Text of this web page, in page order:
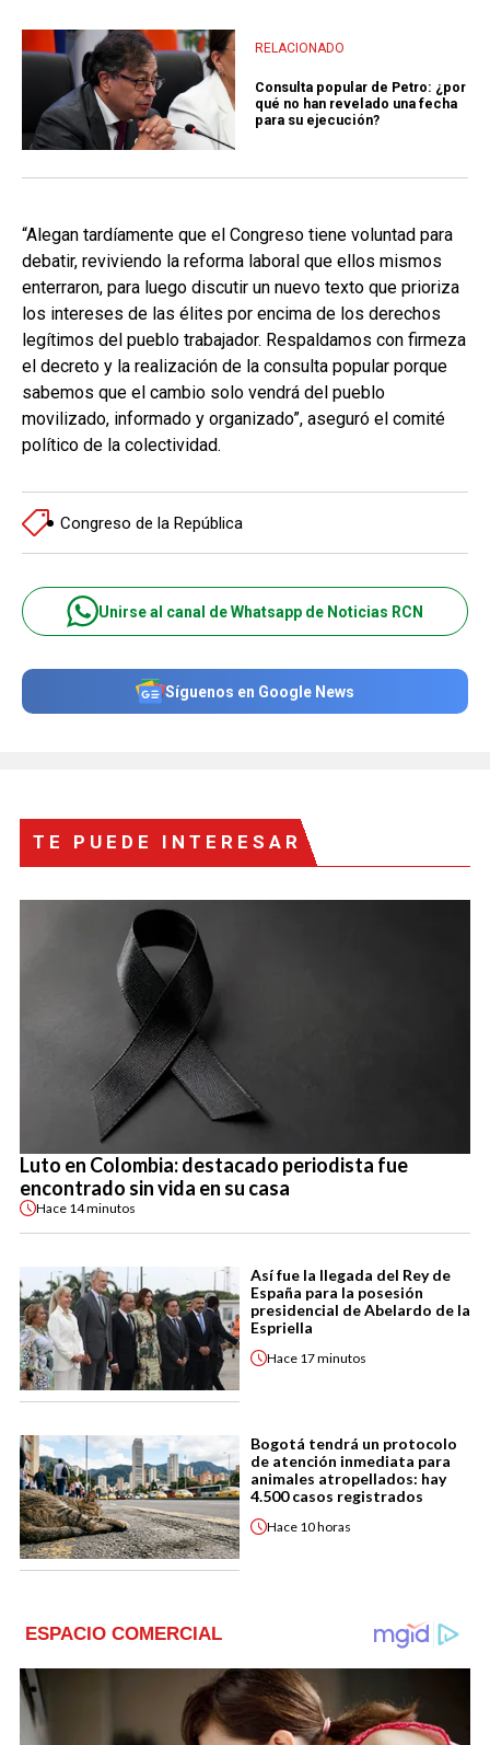
RELACIONADO
Consulta popular de Petro: ¿por
qué no han revelado una fecha
para su ejecución?
“Alegan tardíamente que el Congreso tiene voluntad para
debatir, reviviendo la reforma laboral que ellos mismos
enterraron, para luego discutir un nuevo texto que prioriza
los intereses de las élites por encima de los derechos
legítimos del pueblo trabajador. Respaldamos con firmeza
el decreto y la realización de la consulta popular porque
sabemos que el cambio solo vendrá del pueblo
movilizado, informado y organizado”, aseguró el comité
político de la colectividad.
Congreso de la República
Unirse al canal de Whatsapp de Noticias RCN
Síguenos en Google News
TE PUEDE INTERESAR
Luto en Colombia: destacado periodista fue
encontrado sin vida en su casa
Hace 14 minutos
Así fue la llegada del Rey de
España para la posesión
presidencial de Abelardo de la
Espriella
Hace 17 minutos
Bogotá tendrá un protocolo
de atención inmediata para
animales atropellados: hay
4.500 casos registrados
Hace 10 horas